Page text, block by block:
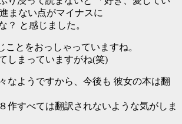
まない点がマイナスに
？ と感じました。
ことをおっしゃっていますね。
しまっていますがね(笑)
なようですから、今後も 彼女の本は翻
作すべては翻訳されないような気がしま